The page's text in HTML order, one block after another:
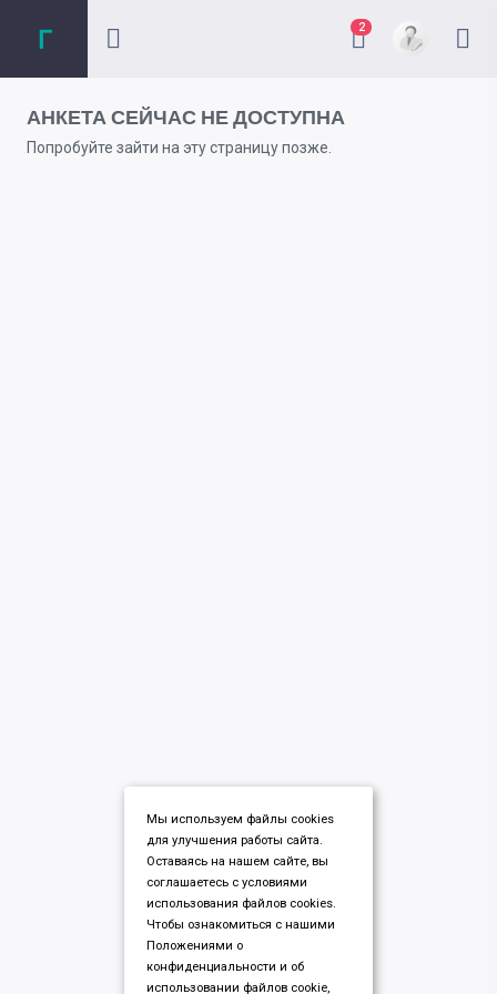
2
АНКЕТА СЕЙЧАС НЕ ДОСТУПНА
Попробуйте зайти на эту страницу позже.
Мы используем файлы cookies
для улучшения работы сайта.
Оставаясь на нашем сайте, вы
соглашаетесь с условиями
использования файлов cookies.
Чтобы ознакомиться с нашими
Положениями о
конфиденциальности и об
использовании файлов cookie,